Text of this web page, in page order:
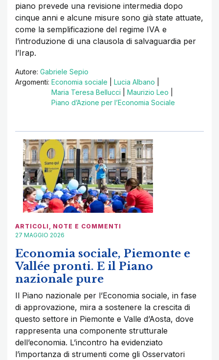
piano prevede una revisione intermedia dopo
cinque anni e alcune misure sono già state attuate,
come la semplificazione del regime IVA e
l’introduzione di una clausola di salvaguardia per
l’Irap.
Autore: Gabriele Sepio
Argomenti: Economia sociale Lucia Albano
Maria Teresa Bellucci
Maurizio Leo
Piano d’Azione per l’Economia Sociale
ARTICOLI , NOTE E COMMENTI
27 MAGGIO 2026
Economia sociale, Piemonte e
Vallée pronti. E il Piano
nazionale pure
Il Piano nazionale per l’Economia sociale, in fase
di approvazione, mira a sostenere la crescita di
questo settore in Piemonte e Valle d’Aosta, dove
rappresenta una componente strutturale
dell’economia. L’incontro ha evidenziato
l’importanza di strumenti come gli Osservatori